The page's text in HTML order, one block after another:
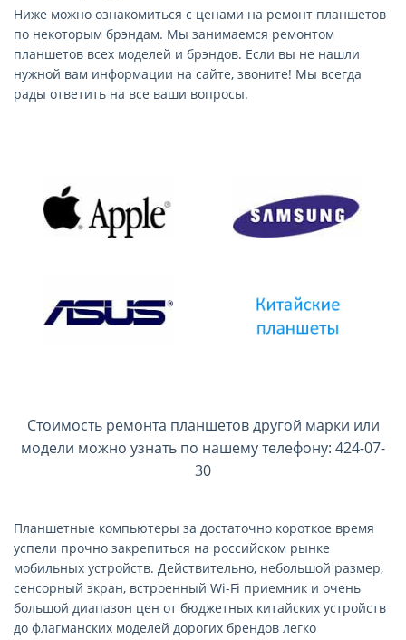
Ниже можно ознакомиться с ценами на ремонт планшетов
по некоторым брэндам. Мы занимаемся ремонтом
планшетов всех моделей и брэндов. Если вы не нашли
нужной вам информации на сайте, звоните! Мы всегда
рады ответить на все ваши вопросы.
Стоимость ремонта планшетов другой марки или
модели можно узнать по нашему телефону: 424-07-
30
Планшетные компьютеры за достаточно короткое время
успели прочно закрепиться на российском рынке
мобильных устройств. Действительно, небольшой размер,
сенсорный экран, встроенный Wi-Fi приемник и очень
большой диапазон цен от бюджетных китайских устройств
до флагманских моделей дорогих брендов легко